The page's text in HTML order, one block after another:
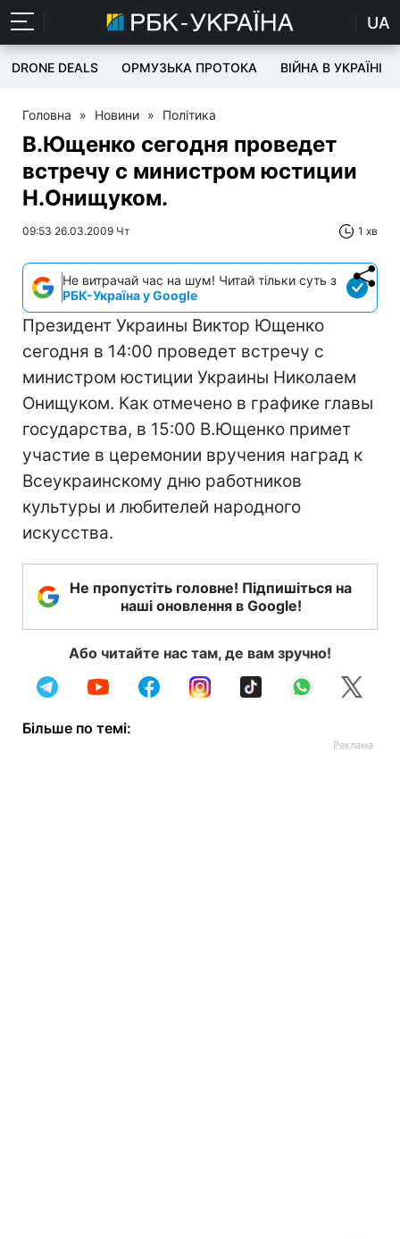
UA
DRONE DEALS ОРМУЗЬКА ПРОТОКА ВІЙНА В УКРАЇНІ
Головна » Новини » Політика
В.Ющенко сегодня проведет
встречу с министром юстиции
Н.Онищуком.
09:53 26.03.2009 Чт 1 хв
Не витрачай час на шум! Читай тільки суть з
РБК-Україна у Google
Президент Украины Виктор Ющенко
сегодня в 14:00 проведет встречу с
министром юстиции Украины Николаем
Онищуком. Как отмечено в графике главы
государства, в 15:00 В.Ющенко примет
участие в церемонии вручения наград к
Всеукраинскому дню работников
культуры и любителей народного
искусства.
Не пропустіть головне! Підпишіться на
наші оновлення в Google!
Або читайте нас там, де вам зручно!
Більше по темі: